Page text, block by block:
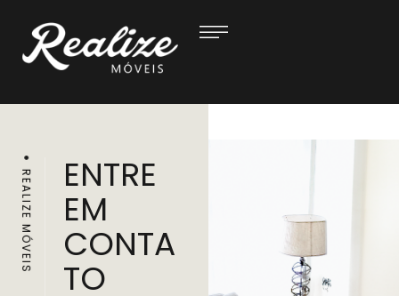
REALIZE MÓVEIS ENTRE
EM
CONTA
TO